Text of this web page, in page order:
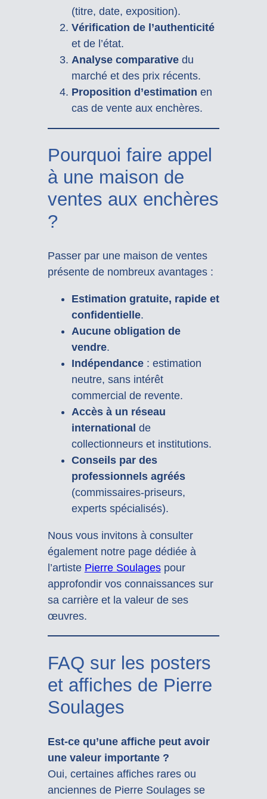
(titre, date, exposition).
Vérification de l’authenticité
et de l’état.
Analyse comparativedu
marché et des prix récents.
Proposition d’estimation en
cas de vente aux enchères.
Pourquoi faire appel
à une maison de
ventes aux enchères
?
Passer par une maison de ventes
présente de nombreux avantages :
Estimation gratuite, rapide et
confidentielle.
Aucune obligation de
vendre.
Indépendance: estimation
neutre, sans intérêt
commercial de revente.
Accès à un réseau
international de
collectionneurs et institutions.
Conseils par des
professionnels agréés
(commissaires-priseurs,
experts spécialisés).
Nous vous invitons à consulter
également notre page dédiée à
l’artiste Pierre Soulagespour
approfondir vos connaissances sur
sa carrière et la valeur de ses
œuvres.
FAQ sur les posters
et affiches de Pierre
Soulages
Est-ce qu’une affiche peut avoir
une valeur importante ?
Oui, certaines affiches rares ou
anciennes de Pierre Soulages se